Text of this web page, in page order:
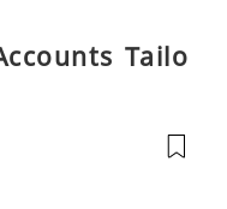
Tailo